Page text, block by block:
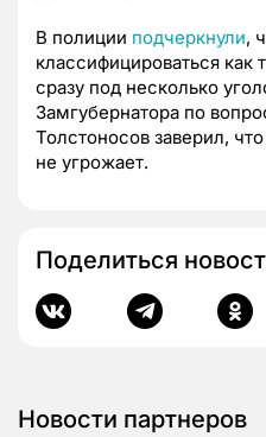
В полиции подчеркнули,
классифицироваться как
сразу под несколько
Замгубернатора по
Толстоносов заверил,
не угрожает.
Поделиться
Новости партнеров